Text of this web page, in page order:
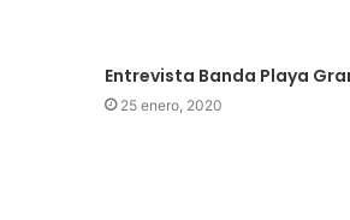
Entrevista Banda Playa
25 enero, 2020